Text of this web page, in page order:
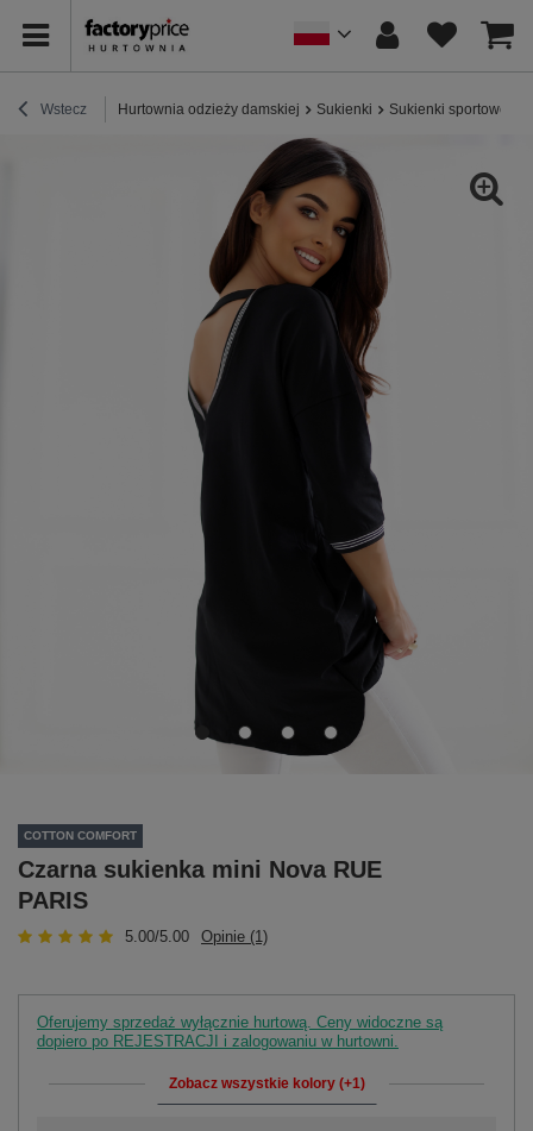
Wstecz Hurtownia odzieży damskiej Sukienki Sukienki sportowe /
COTTON COMFORT
Czarna sukienka mini Nova RUE
PARIS
5.00/5.00 Opinie (1)
Oferujemy sprzedaż wyłącznie hurtową. Ceny widoczne są
dopiero po REJESTRACJI i zalogowaniu w hurtowni.
Zobacz wszystkie kolory (+1)